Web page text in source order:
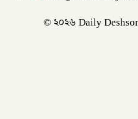
© ২০২৬ Daily